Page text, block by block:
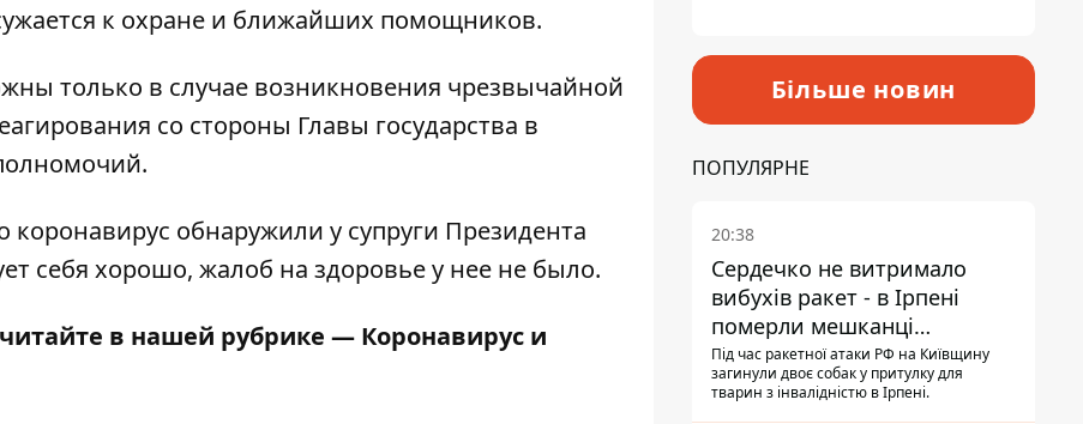
к охране и ближайших помощников.
только в случае возникновения чрезвычайной
со стороны Главы государства в
коронавирус обнаружили у супруги Президента
себя хорошо, жалоб на здоровье у нее не было.
в нашей рубрике — Коронавирус и
Більше новин
ПОПУЛЯРНЕ
20:38
Сердечко не витримало
вибухів ракет - в Ірпені
померли мешканці
притулку для собак з
інвалідністю
Під час ракетної атаки РФ на Київщину
загинули двоє собак у притулку для
тварин з інвалідністю в Ірпені.